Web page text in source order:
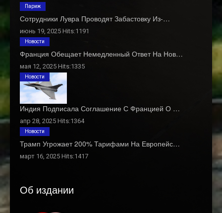
Сотрудники Лувра Проводят Забастовку Из-…
июнь 19, 2025 Hits:1191
Париж
Франция Обещает Немедленный Ответ На Нов…
мая 12, 2025 Hits:1335
Новости
Индия Подписала Соглашение С Францией О …
апр 28, 2025 Hits:1364
Новости
Трамп Угрожает 200% Тарифами На Европейс…
март 16, 2025 Hits:1417
Новости
Об издании